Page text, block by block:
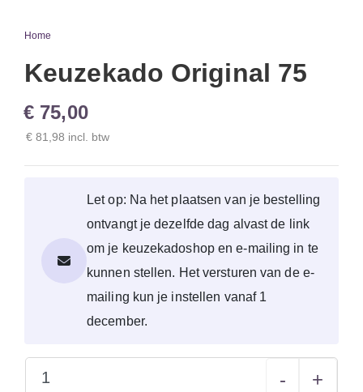
Home
Keuzekado Original 75
€ 75,00
€ 81,98 incl. btw
Let op: Na het plaatsen van je bestelling
ontvangt je dezelfde dag alvast de link
om je keuzekadoshop en e-mailing in te
kunnen stellen. Het versturen van de e-
mailing kun je instellen vanaf 1
december.
- +